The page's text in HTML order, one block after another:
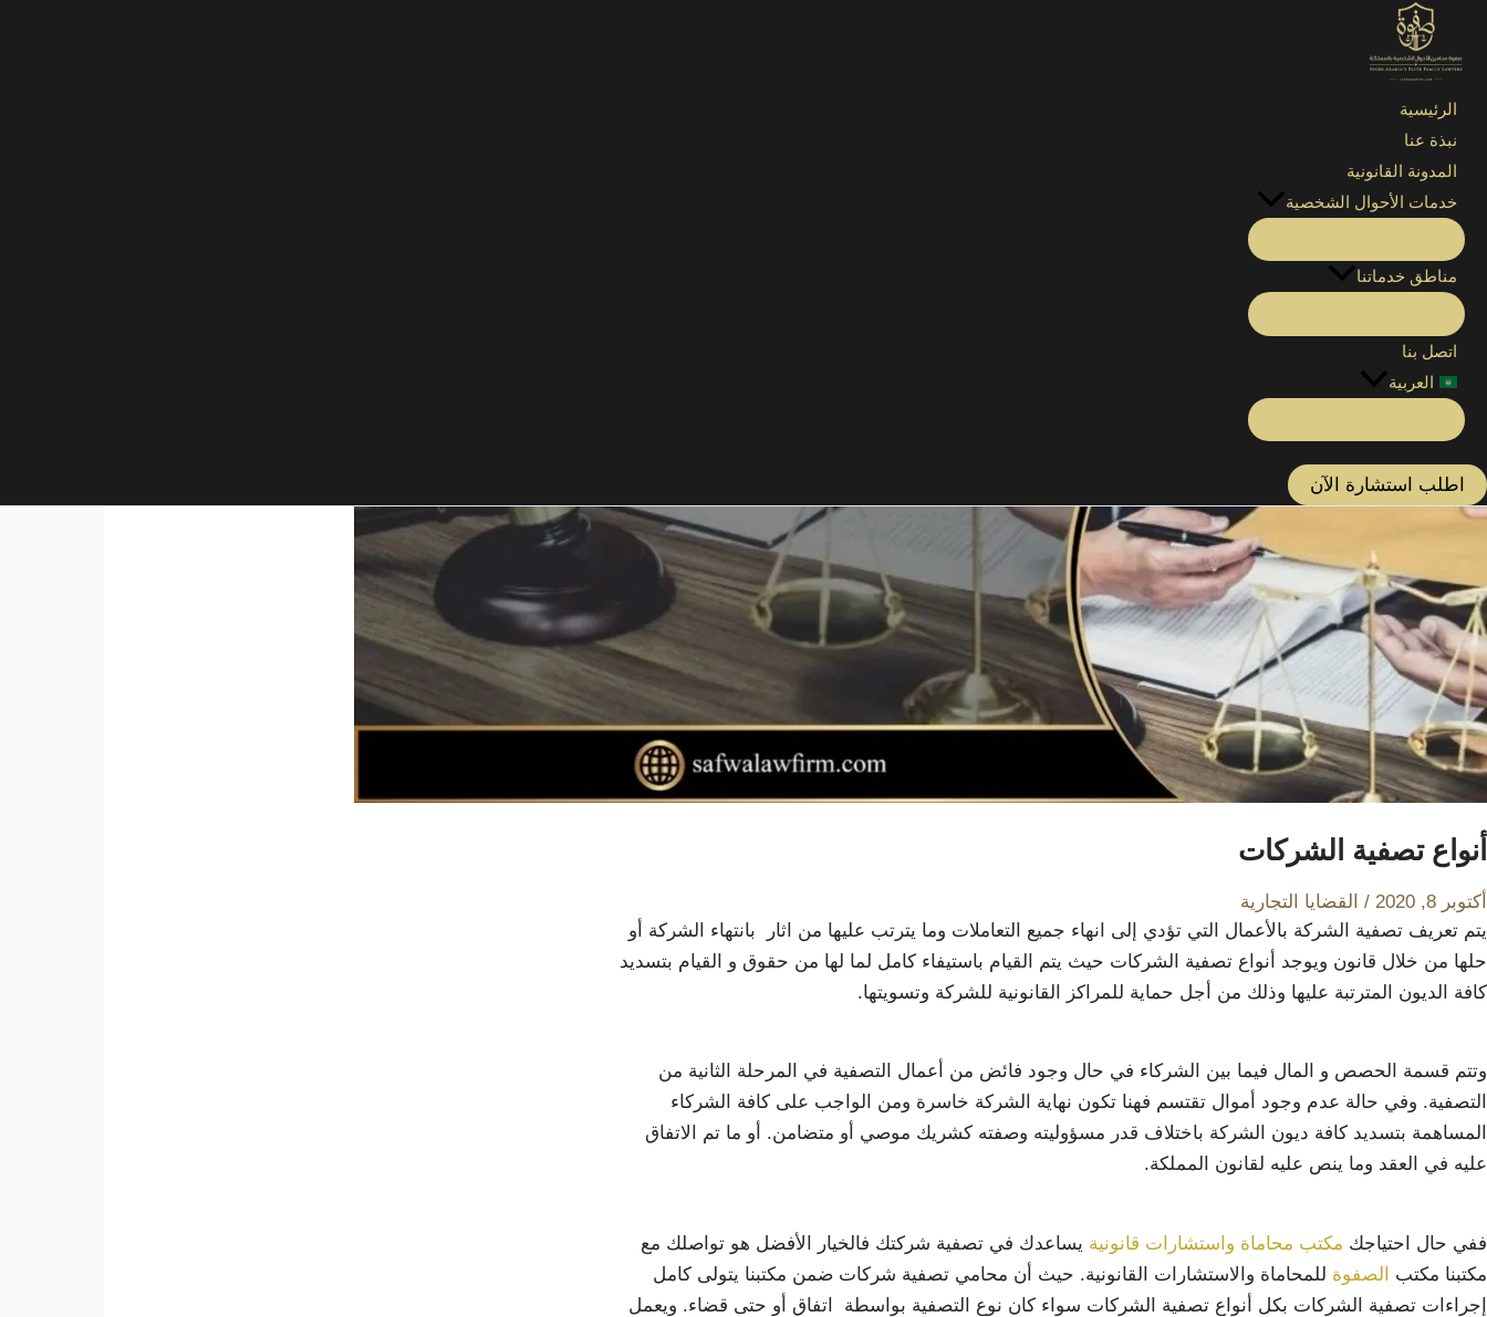
الرئيسية
نبذة عنا
المدونة القانونية
خدمات الأحوال الشخصية
مناطق خدماتنا
اتصل بنا
العربية
اطلب استشارة الآن
الرئيسية»التصنيفات
أنواع تصفية الشركات
أكتوبر 8, 2020 / القضايا التجارية
يتم تعريف تصفية الشركة بالأعمال التي تؤدي إلى انهاء جميع التعاملات وما يترتب عليها من اثار بانتهاء الشركة أو
حلها من خلال قانون ويوجد أنواع تصفية الشركات حيث يتم القيام باستيفاء كامل لما لها من حقوق و القيام بتسديد
كافة الديون المترتبة عليها وذلك من أجل حماية للمراكز القانونية للشركة وتسويتها.
وتتم قسمة الحصص و المال فيما بين الشركاء في حال وجود فائض من أعمال التصفية في المرحلة الثانية من
التصفية. وفي حالة عدم وجود أموال تقتسم فهنا تكون نهاية الشركة خاسرة ومن الواجب على كافة الشركاء
المساهمة بتسديد كافة ديون الشركة باختلاف قدر مسؤوليته وصفته كشريك موصي أو متضامن. أو ما تم الاتفاق
عليه في العقد وما ينص عليه لقانون المملكة.
ففي حال احتياجك مكتب محاماة واستشارات قانونية يساعدك في تصفية شركتك فالخيار الأفضل هو تواصلك مع
مكتبنا مكتب
الصفوة للمحاماة والاستشارات القانونية. حيث أن محامي تصفية شركات ضمن مكتبنا يتولى كامل
إجراءات تصفية الشركات بكل أنواع تصفية الشركات سواء كان نوع التصفية بواسطة اتفاق أو حتى قضاء. ويعمل